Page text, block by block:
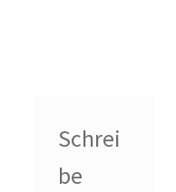
Schrei
be